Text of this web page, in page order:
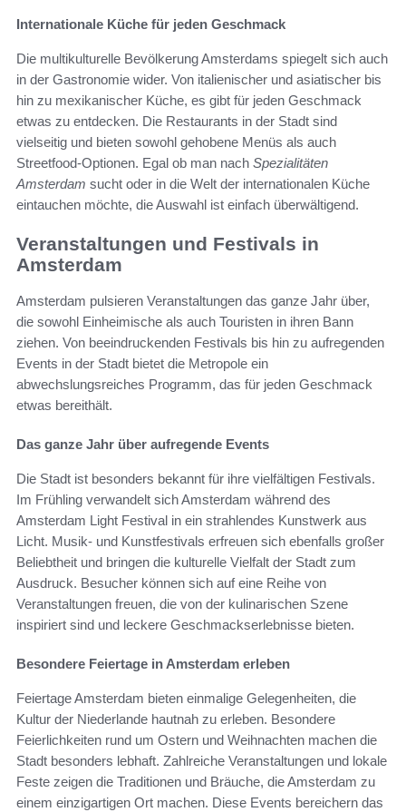
Internationale Küche für jeden Geschmack
Die multikulturelle Bevölkerung Amsterdams spiegelt sich auch
in der Gastronomie wider. Von italienischer und asiatischer bis
hin zu mexikanischer Küche, es gibt für jeden Geschmack
etwas zu entdecken. Die Restaurants in der Stadt sind
vielseitig und bieten sowohl gehobene Menüs als auch
Streetfood-Optionen. Egal ob man nach Spezialitäten
Amsterdam sucht oder in die Welt der internationalen Küche
eintauchen möchte, die Auswahl ist einfach überwältigend.
Veranstaltungen und Festivals in
Amsterdam
Amsterdam pulsieren Veranstaltungen das ganze Jahr über,
die sowohl Einheimische als auch Touristen in ihren Bann
ziehen. Von beeindruckenden Festivals bis hin zu aufregenden
Events in der Stadt bietet die Metropole ein
abwechslungsreiches Programm, das für jeden Geschmack
etwas bereithält.
Das ganze Jahr über aufregende Events
Die Stadt ist besonders bekannt für ihre vielfältigen Festivals.
Im Frühling verwandelt sich Amsterdam während des
Amsterdam Light Festival in ein strahlendes Kunstwerk aus
Licht. Musik- und Kunstfestivals erfreuen sich ebenfalls großer
Beliebtheit und bringen die kulturelle Vielfalt der Stadt zum
Ausdruck. Besucher können sich auf eine Reihe von
Veranstaltungen freuen, die von der kulinarischen Szene
inspiriert sind und leckere Geschmackserlebnisse bieten.
Besondere Feiertage in Amsterdam erleben
Feiertage Amsterdam bieten einmalige Gelegenheiten, die
Kultur der Niederlande hautnah zu erleben. Besondere
Feierlichkeiten rund um Ostern und Weihnachten machen die
Stadt besonders lebhaft. Zahlreiche Veranstaltungen und lokale
Feste zeigen die Traditionen und Bräuche, die Amsterdam zu
einem einzigartigen Ort machen. Diese Events bereichern das